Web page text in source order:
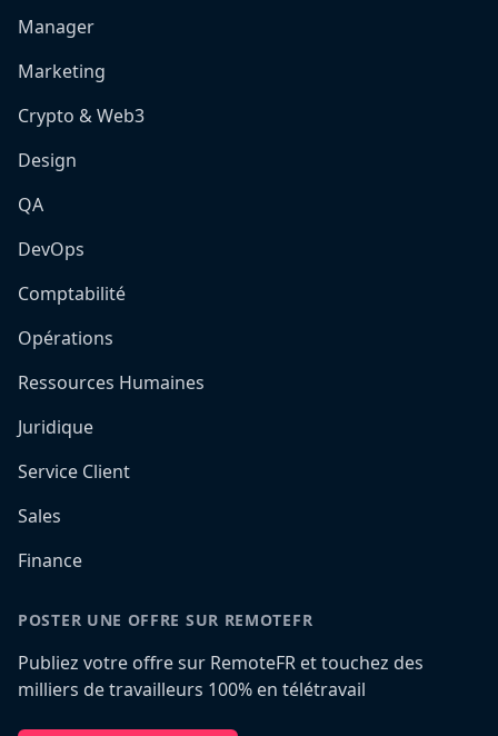
Manager
Marketing
Crypto & Web3
Design
QA
DevOps
Comptabilité
Opérations
Ressources Humaines
Juridique
Service Client
Sales
Finance
POSTER UNE OFFRE SUR REMOTEFR
Publiez votre offre sur RemoteFR et touchez des
milliers de travailleurs 100% en télétravail